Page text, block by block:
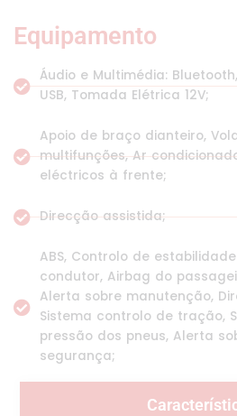
Equipamento
Áudio e Multimédia:
USB, Tomada Elétrica 12V;
Apoio de braço dianteiro,
multifunções, Ar
eléctricos à frente;
Direcção assistida;
ABS, Controlo de
condutor, Airbag do
Alerta sobre manutenção,
Sistema controlo de tração,
pressão dos pneus, Alerta
segurança;